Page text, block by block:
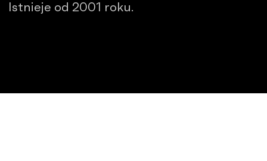
Istnieje od 2001 roku.